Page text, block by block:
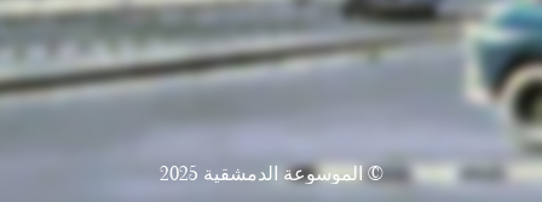
© الموسوعة الدمشقية 2025